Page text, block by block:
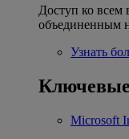
Доступ ко всем
объединенным
Узнать
Microsoft